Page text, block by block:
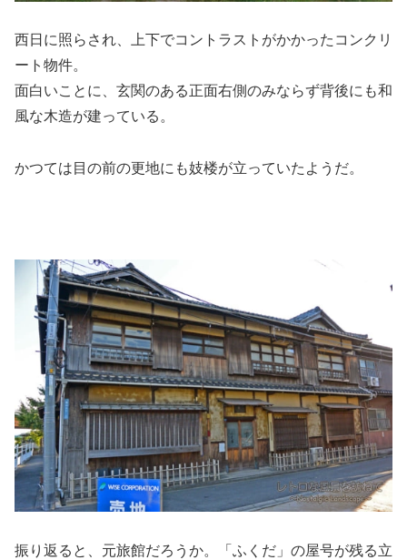
西日に照らされ、上下でコントラストがかかったコンクリ
ート物件。
面白いことに、玄関のある正面右側のみならず背後にも和
風な木造が建っている。
かつては目の前の更地にも妓楼が立っていたようだ。
振り返ると、元旅館だろうか。「ふくだ」の屋号が残る立